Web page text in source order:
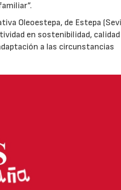
Oleoestepa, de Estepa
en sostenibilidad,
a las circunstancias